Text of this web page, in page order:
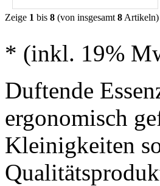
Zeige 1 bis 8 (von insgesamt 8 Artikeln)
* (inkl. 19%
Duftende
ergonomisch
Kleinigkeiten